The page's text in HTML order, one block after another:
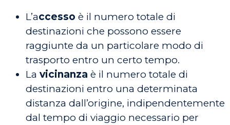
L’accesso è il numero totale di
destinazioni che possono essere
raggiunte da un particolare modo di
trasporto entro un certo tempo.
La vicinanza è il numero totale di
destinazioni entro una determinata
distanza dall’origine, indipendentemente
dal tempo di viaggio necessario per